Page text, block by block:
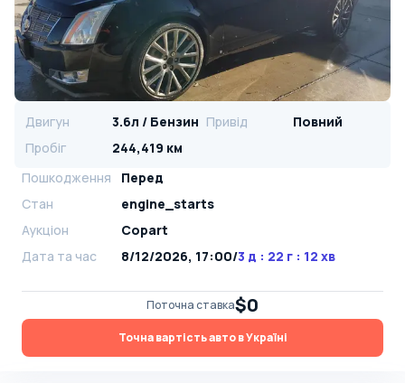
Двигун 3.6л / Бензин Привід
Повний
Пробіг
244,419 км
Пошкодження
Перед
Стан
engine_starts
Аукціон
Copart
Дата та час
8/12/2026, 17:00/3 д : 22 г : 12 хв
Поточна ставка$0
Точна вартість авто в Україні